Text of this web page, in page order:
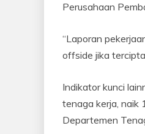
Perusahaan
“Laporan
offside jika
Indikator kunci
tenaga kerja, naik
Departemen